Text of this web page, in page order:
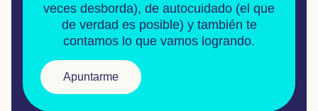
veces desborda), de autocuidado (el que
de verdad es posible) y también te
contamos lo que vamos logrando.
Apuntarme